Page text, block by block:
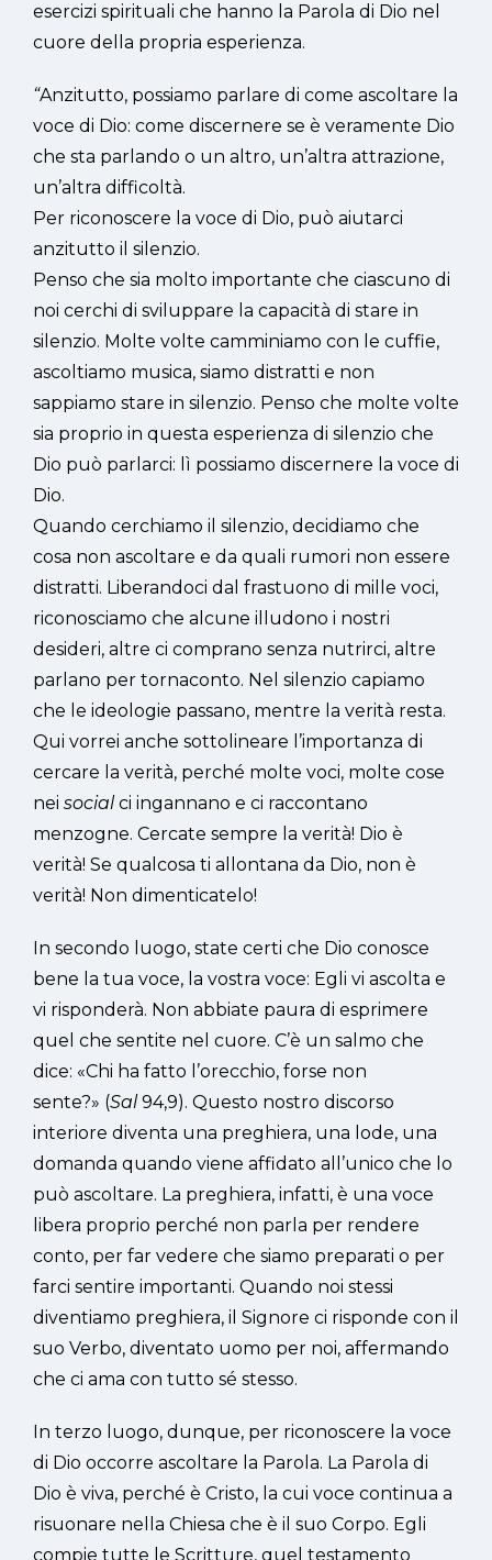
esercizi spirituali che hanno la Parola di Dio nel
cuore della propria esperienza.
“Anzitutto, possiamo parlare di come ascoltare la
voce di Dio: come discernere se è veramente Dio
che sta parlando o un altro, un’altra attrazione,
un’altra difficoltà.
Per riconoscere la voce di Dio, può aiutarci
anzitutto il silenzio.
Penso che sia molto importante che ciascuno di
noi cerchi di sviluppare la capacità di stare in
silenzio. Molte volte camminiamo con le cuffie,
ascoltiamo musica, siamo distratti e non
sappiamo stare in silenzio. Penso che molte volte
sia proprio in questa esperienza di silenzio che
Dio può parlarci: lì possiamo discernere la voce di
Dio.
Quando cerchiamo il silenzio, decidiamo che
cosa non ascoltare e da quali rumori non essere
distratti. Liberandoci dal frastuono di mille voci,
riconosciamo che alcune illudono i nostri
desideri, altre ci comprano senza nutrirci, altre
parlano per tornaconto. Nel silenzio capiamo
che le ideologie passano, mentre la verità resta.
Qui vorrei anche sottolineare l’importanza di
cercare la verità, perché molte voci, molte cose
nei social ci ingannano e ci raccontano
menzogne. Cercate sempre la verità! Dio è
verità! Se qualcosa ti allontana da Dio, non è
verità! Non dimenticatelo!
In secondo luogo, state certi che Dio conosce
bene la tua voce, la vostra voce: Egli vi ascolta e
vi risponderà. Non abbiate paura di esprimere
quel che sentite nel cuore. C’è un salmo che
dice: «Chi ha fatto l’orecchio, forse non
sente?» (Sal 94,9). Questo nostro discorso
interiore diventa una preghiera, una lode, una
domanda quando viene affidato all’unico che lo
può ascoltare. La preghiera, infatti, è una voce
libera proprio perché non parla per rendere
conto, per far vedere che siamo preparati o per
farci sentire importanti. Quando noi stessi
diventiamo preghiera, il Signore ci risponde con il
suo Verbo, diventato uomo per noi, affermando
che ci ama con tutto sé stesso.
In terzo luogo, dunque, per riconoscere la voce
di Dio occorre ascoltare la Parola. La Parola di
Dio è viva, perché è Cristo, la cui voce continua a
risuonare nella Chiesa che è il suo Corpo. Egli
compie tutte le Scritture, quel testamento